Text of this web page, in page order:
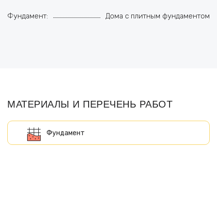
Фундамент: Дома с плитным фундаментом
МАТЕРИАЛЫ И ПЕРЕЧЕНЬ РАБОТ